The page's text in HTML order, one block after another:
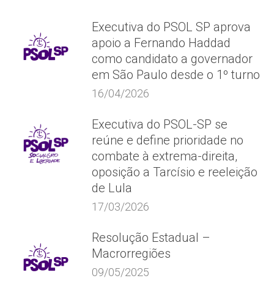
Executiva do PSOL SP aprova
apoio a Fernando Haddad
como candidato a governador
em São Paulo desde o 1º turno
16/04/2026
Executiva do PSOL-SP se
reúne e define prioridade no
combate à extrema-direita,
oposição a Tarcísio e reeleição
de Lula
17/03/2026
Resolução Estadual –
Macrorregiões
09/05/2025